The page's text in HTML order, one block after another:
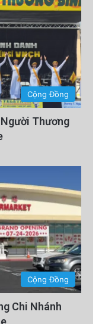
Cộng Đồng
Người Thương
Cộng Đồng
Chi Nhánh